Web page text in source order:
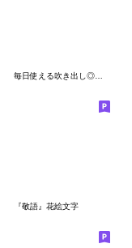
『敬語』花絵文字